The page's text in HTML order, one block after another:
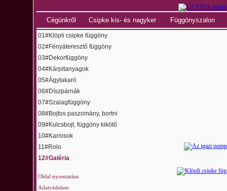
Cégünkről Csipke kis- és nagyker Függönyszalon
01#Klöpli csipke függöny
02#Fényáteresztő függöny
03#Dekorfüggöny
04#Kárpitanyagok
05#Ágytakaró
06#Díszpárnák
07#Szalagfüggöny
08#Bojtos paszomány, bortni
09#Kulcsbojt, függöny kikötő
10#Karnisok
11#Rolo
12#Galéria
Oldal nyomtatása
Adatvédelem